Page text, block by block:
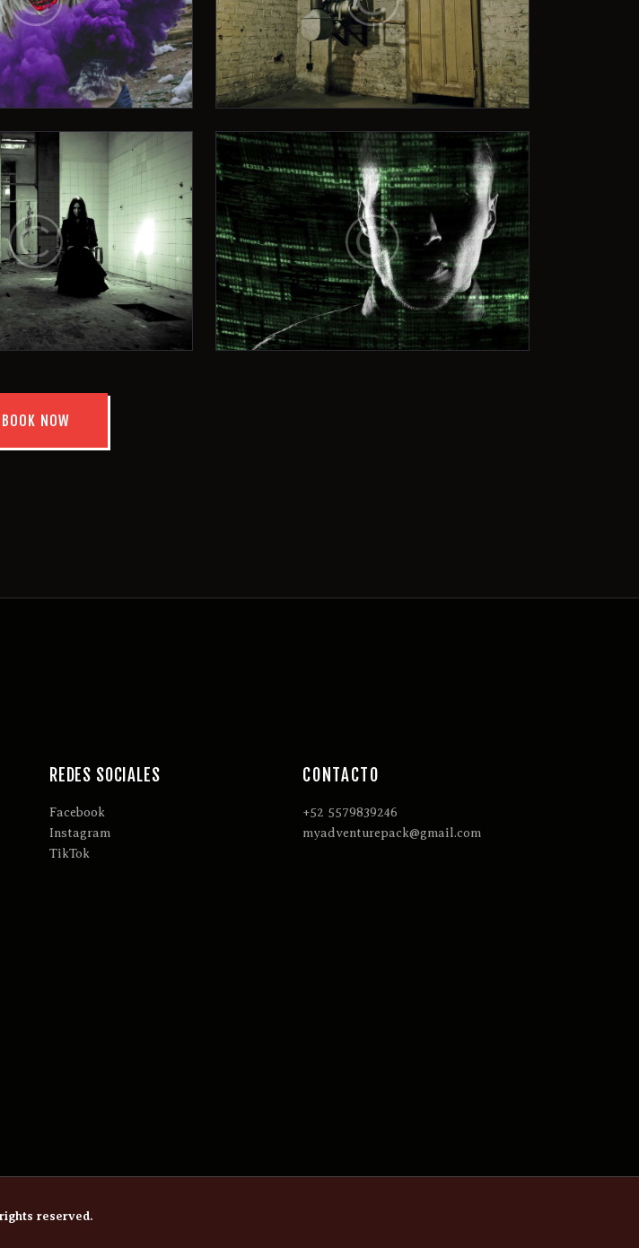
BOOK NOW
REDES SOCIALES
Facebook
Instagram
TikTok
CONTACTO
+52 5579839246
myadventurepack@gmail.com
reserved.